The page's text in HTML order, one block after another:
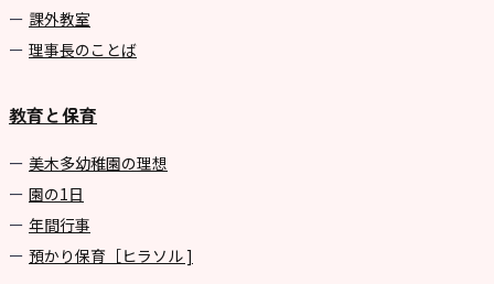
課外教室
理事長のことば
教育と保育
美⽊多幼稚園の理想
園の1⽇
年間⾏事
預かり保育［ヒラソル ]